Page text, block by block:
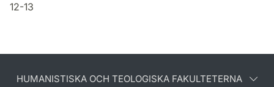
12-13
HUMANISTISKA OCH TEOLOGISKA FAKULTETERNA